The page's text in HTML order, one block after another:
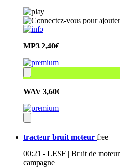
MP3 2,40€
WAV 3,60€
tracteur bruit moteur free
00:21 - LESF | Bruit de
campagne